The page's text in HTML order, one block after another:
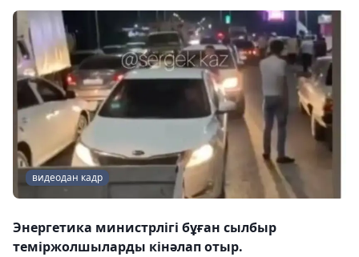
видеодан кадр
Энергетика министрлігі бұған сылбыр
теміржолшыларды кінәлап отыр.